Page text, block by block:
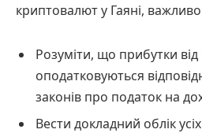
криптовалют у Гаяні,
Розуміти, що прибутки
оподатковуються
законів про податок на
Вести докладний облік